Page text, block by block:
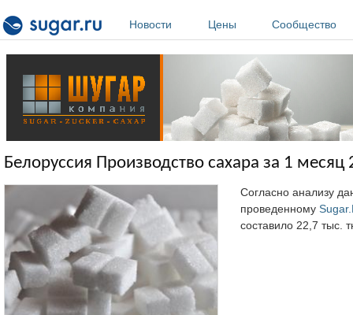
Новости
Цены Сообщество
Белоруссия Производство сахара за 1 месяц
Согласно анализу
проведенному
составило 22,7 тыс.